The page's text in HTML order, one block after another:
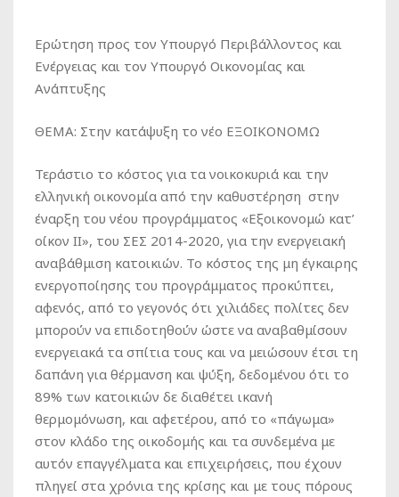
Ερώτηση προς τον Υπουργό Περιβάλλοντος και
Ενέργειας και τον Υπουργό Οικονομίας και
Ανάπτυξης
ΘΕΜΑ: Στην κατάψυξη το νέο ΕΞΟΙΚΟΝΟΜΩ
Τεράστιο το κόστος για τα νοικοκυριά και την
ελληνική οικονομία από την καθυστέρηση στην
έναρξη του νέου προγράμματος «Εξοικονομώ κατ’
οίκον ΙΙ», του ΣΕΣ 2014-2020, για την ενεργειακή
αναβάθμιση κατοικιών. Το κόστος της μη έγκαιρης
ενεργοποίησης του προγράμματος προκύπτει,
αφενός, από το γεγονός ότι χιλιάδες πολίτες δεν
μπορούν να επιδοτηθούν ώστε να αναβαθμίσουν
ενεργειακά τα σπίτια τους και να μειώσουν έτσι τη
δαπάνη για θέρμανση και ψύξη, δεδομένου ότι το
89% των κατοικιών δε διαθέτει ικανή
θερμομόνωση, και αφετέρου, από το «πάγωμα»
στον κλάδο της οικοδομής και τα συνδεμένα με
αυτόν επαγγέλματα και επιχειρήσεις, που έχουν
πληγεί στα χρόνια της κρίσης και με τους πόρους